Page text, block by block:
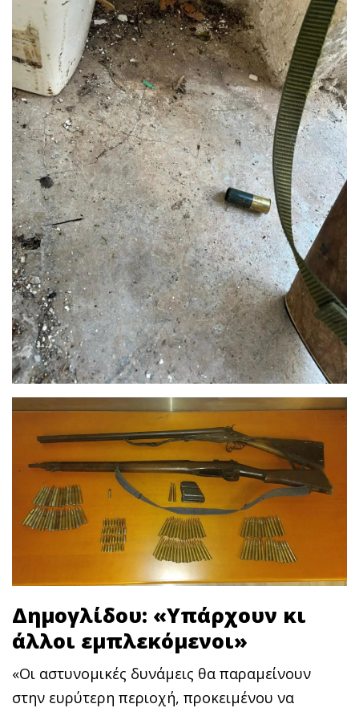
Δημογλίδου: «Υπάρχουν κι
άλλοι εμπλεκόμενοι»
«Οι αστυνομικές δυνάμεις θα παραμείνουν
στην ευρύτερη περιοχή, προκειμένου να